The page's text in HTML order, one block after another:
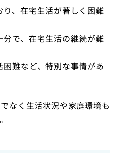
、在宅生活が著しく困難
分で、在宅生活の継続が難
難など、特別な事情があ
なく生活状況や家庭環境も